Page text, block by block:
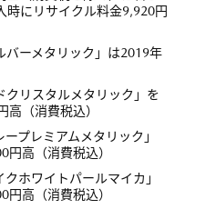
時にリサイクル料金9,920円
ーメタリック」は2019年
リスタルメタリック」を
高（消費税込）
プレミアムメタリック」
円高（消費税込）
ホワイトパールマイカ」
円高（消費税込）